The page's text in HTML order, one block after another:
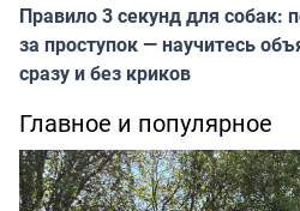
Правило 3 секунд для собак:
за проступок — научитесь
сразу и без криков
Главное и популярное